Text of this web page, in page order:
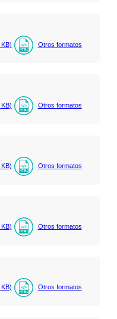
KB) Otros formatos
KB) Otros formatos
KB) Otros formatos
KB) Otros formatos
KB) Otros formatos